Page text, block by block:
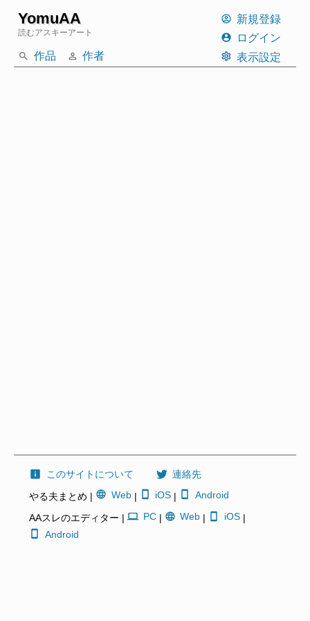
YomuAA
読むアスキーアート
作品 作者
新規登録
ログイン
表示設定
このサイトについて
連絡先
やる夫まとめ |
Web| iOS | Android
AAスレのエディター | PC| Web | iOS|
Android